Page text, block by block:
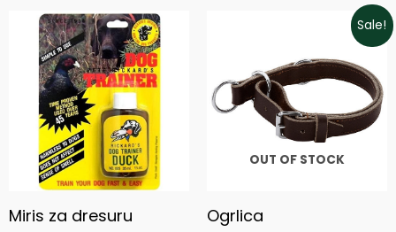
Miris za dresuru
Sale!
OUT OF STOCK
Ogrlica
15,26€.
Current
is:
13,73€.